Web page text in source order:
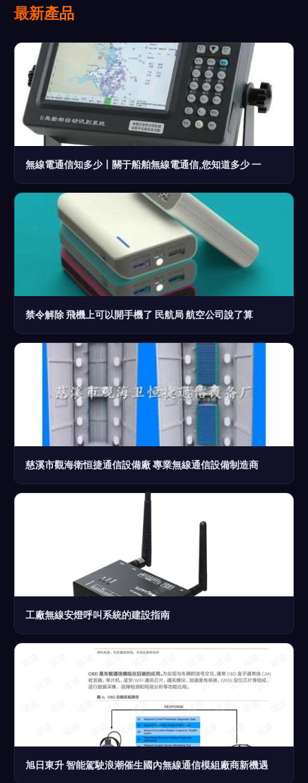
最新產品
無線電通信知多少丨關于船舶無線電通信,您知道多少 一
禁令解除 飛機上可以開手機了 民航局 航空公司說了算
慈溪市觀海衛恒捷通信設備廠 專業無線通信設備制造商
工廠無線安燈呼叫系統的建設指南
旭日東升 智能駕駛浪潮催生國內無線通信模組廠商新機遇